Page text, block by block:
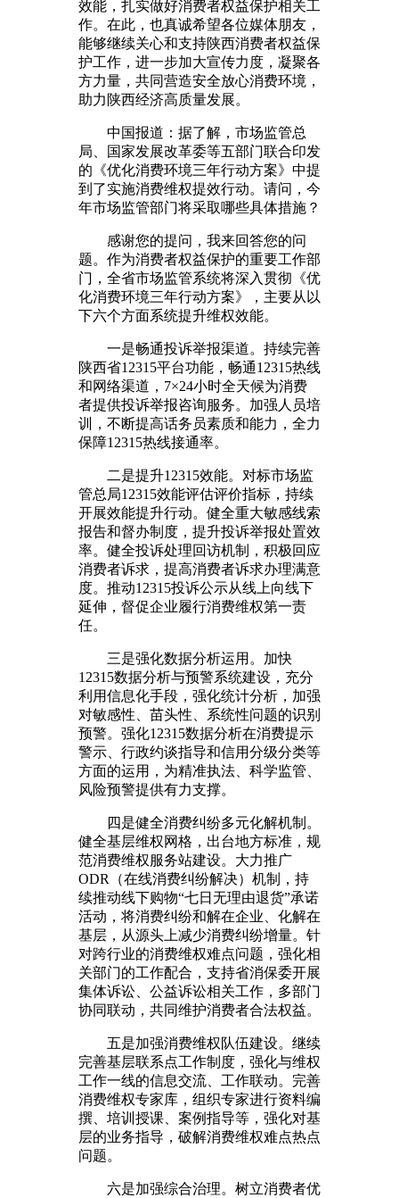
效能，扎实做好消费者权益保护相关工
作。在此，也真诚希望各位媒体朋友，
能够继续关心和支持陕西消费者权益保
护工作，进一步加大宣传力度，凝聚各
方力量，共同营造安全放心消费环境，
助力陕西经济高质量发展。
中国报道：据了解，市场监管总
局、国家发展改革委等五部门联合印发
的《优化消费环境三年行动方案》中提
到了实施消费维权提效行动。请问，今
年市场监管部门将采取哪些具体措施？
感谢您的提问，我来回答您的问
题。作为消费者权益保护的重要工作部
门，全省市场监管系统将深入贯彻《优
化消费环境三年行动方案》，主要从以
下六个方面系统提升维权效能。
一是畅通投诉举报渠道。持续完善
陕西省12315平台功能，畅通12315热线
和网络渠道，7×24小时全天候为消费
者提供投诉举报咨询服务。加强人员培
训，不断提高话务员素质和能力，全力
保障12315热线接通率。
二是提升12315效能。对标市场监
管总局12315效能评估评价指标，持续
开展效能提升行动。健全重大敏感线索
报告和督办制度，提升投诉举报处置效
率。健全投诉处理回访机制，积极回应
消费者诉求，提高消费者诉求办理满意
度。推动12315投诉公示从线上向线下
延伸，督促企业履行消费维权第一责
任。
三是强化数据分析运用。加快
12315数据分析与预警系统建设，充分
利用信息化手段，强化统计分析，加强
对敏感性、苗头性、系统性问题的识别
预警。强化12315数据分析在消费提示
警示、行政约谈指导和信用分级分类等
方面的运用，为精准执法、科学监管、
风险预警提供有力支撑。
四是健全消费纠纷多元化解机制。
健全基层维权网格，出台地方标准，规
范消费维权服务站建设。大力推广
ODR（在线消费纠纷解决）机制，持
续推动线下购物“七日无理由退货”承诺
活动，将消费纠纷和解在企业、化解在
基层，从源头上减少消费纠纷增量。针
对跨行业的消费维权难点问题，强化相
关部门的工作配合，支持省消保委开展
集体诉讼、公益诉讼相关工作，多部门
协同联动，共同维护消费者合法权益。
五是加强消费维权队伍建设。继续
完善基层联系点工作制度，强化与维权
工作一线的信息交流、工作联动。完善
消费维权专家库，组织专家进行资料编
撰、培训授课、案例指导等，强化对基
层的业务指导，破解消费维权难点热点
问题。
六是加强综合治理。树立消费者优